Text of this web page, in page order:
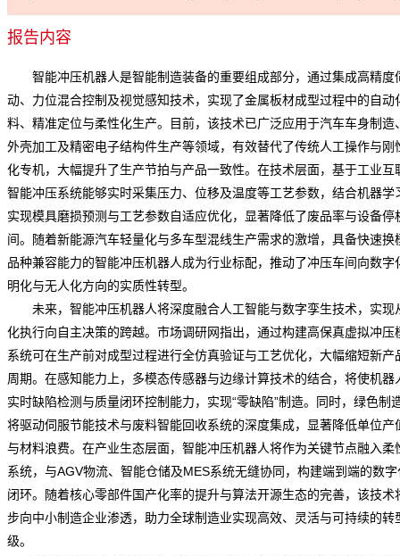
报告内容
智能冲压机器人是智能制造装备的重要组成部分，通过集成高精度
动、力位混合控制及视觉感知技术，实现了金属板材成型过程中的自动
料、精准定位与柔性化生产。目前，该技术已广泛应用于汽车车身制造
外壳加工及精密电子结构件生产等领域，有效替代了传统人工操作与刚
化专机，大幅提升了生产节拍与产品一致性。在技术层面，基于工业互
智能冲压系统能够实时采集压力、位移及温度等工艺参数，结合机器学
实现模具磨损预测与工艺参数自适应优化，显著降低了废品率与设备停
间。随着新能源汽车轻量化与多车型混线生产需求的激增，具备快速换
品种兼容能力的智能冲压机器人成为行业标配，推动了冲压车间向数字
明化与无人化方向的实质性转型。
未来，智能冲压机器人将深度融合人工智能与数字孪生技术，实现
化执行向自主决策的跨越。 市场调研网指出，通过构建高保真虚拟冲压
系统可在生产前对成型过程进行全仿真验证与工艺优化，大幅缩短新产
周期。在感知能力上，多模态传感器与边缘计算技术的结合，将使机器
实时缺陷检测与质量闭环控制能力，实现“零缺陷”制造。同时，绿色制
将驱动伺服节能技术与废料智能回收系统的深度集成，显著降低单位产
与材料浪费。在产业生态层面，智能冲压机器人将作为关键节点融入柔
系统，与AGV物流、智能仓储及MES系统无缝协同，构建端到端的数字
闭环。随着核心零部件国产化率的提升与算法开源生态的完善，该技术
步向中小制造企业渗透，助力全球制造业实现高效、灵活与可持续的转
级。